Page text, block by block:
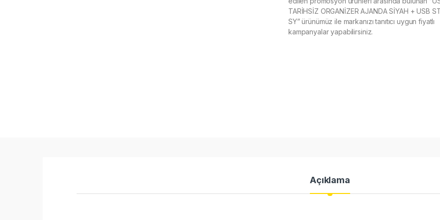
TARİHSİZ ORGANİZER AJANDA SİYAH + USB
SY” ürünümüz ile markanızı tanıtıcı uygun fiyatlı
kampanyalar yapabilirsiniz.
Açıklama